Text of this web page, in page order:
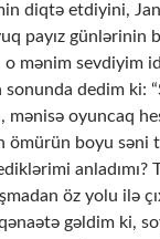
diqtə etdiyini,
payız günlərinin
o mənim​ sevdiyim
dedim ki:
oyuncaq
ömürün boyu səni
öz yolu ilə
gəldim ki,